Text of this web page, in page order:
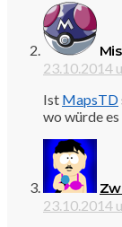
23.10.2014
Ist MapsTD
wo würde
23.10.2014